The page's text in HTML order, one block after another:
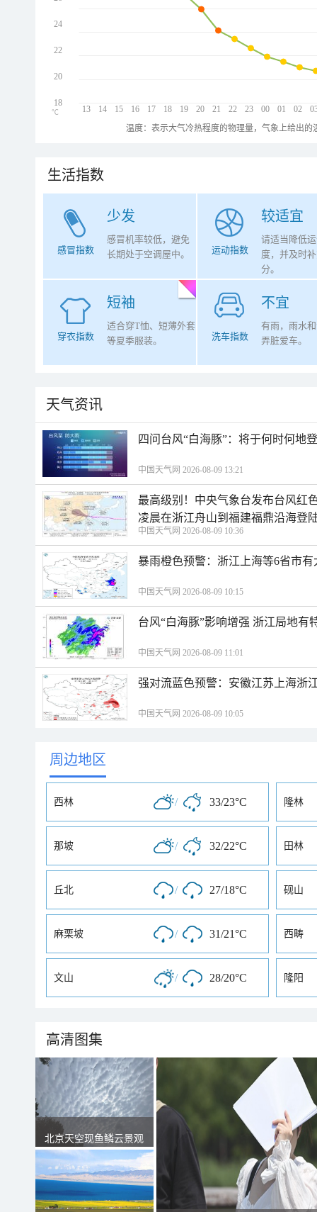
13 14 15 16 17 18 19 20 21 22 23 00 01 02
24
22
20
18
℃
温度：表示大气冷热程度的物理量，气象上给出
生活指数
少发
感冒指数
感冒机率较低，避免
长期处于空调屋中。
较适宜
运动指数
请适当降低
度，并及时
分。
短袖
穿衣指数
适合穿T恤、短薄外套
等夏季服装。
不宜
洗车指数
有雨，雨水
弄脏爱车。
天气资讯
四问台风“白海豚”：将于何时何地
中国天气网 2026-08-09 13:21
最高级别！中央气象台发布台风红
凌晨在浙江舟山到福建福鼎沿海登
中国天气网 2026-08-09 10:36
暴雨橙色预警：浙江上海等6省市
中国天气网 2026-08-09 10:15
台风“白海豚”影响增强 浙江局地有
中国天气网 2026-08-09 11:01
强对流蓝色预警：安徽江苏上海浙
中国天气网 2026-08-09 10:05
周边地区
西林 / 33/23°C 隆林
那坡 / 32/22°C 田林
丘北 / 27/18°C 砚山
麻栗坡 / 31/21°C 西畴
文山 / 28/20°C 隆阳
高清图集
北京天空现鱼鳞云景观